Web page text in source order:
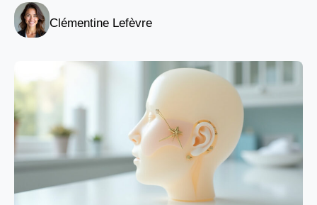
Clémentine Lefèvre